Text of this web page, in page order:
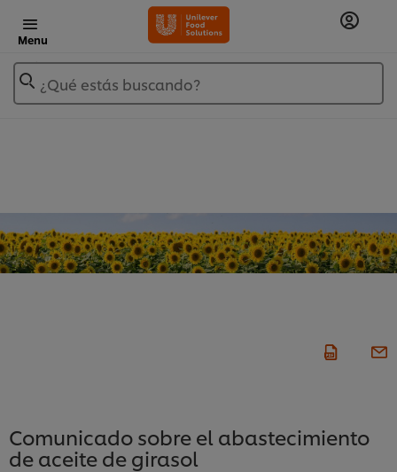
Menu
¿Qué estás buscando?
Comunicado sobre el abastecimiento
de aceite de girasol